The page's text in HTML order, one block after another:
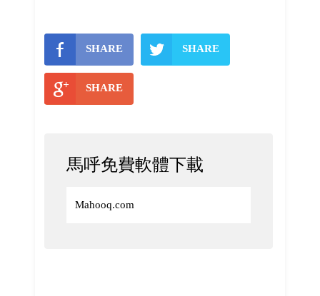
SHARE SHARE
SHARE
馬呼免費軟體下載
Mahooq.com